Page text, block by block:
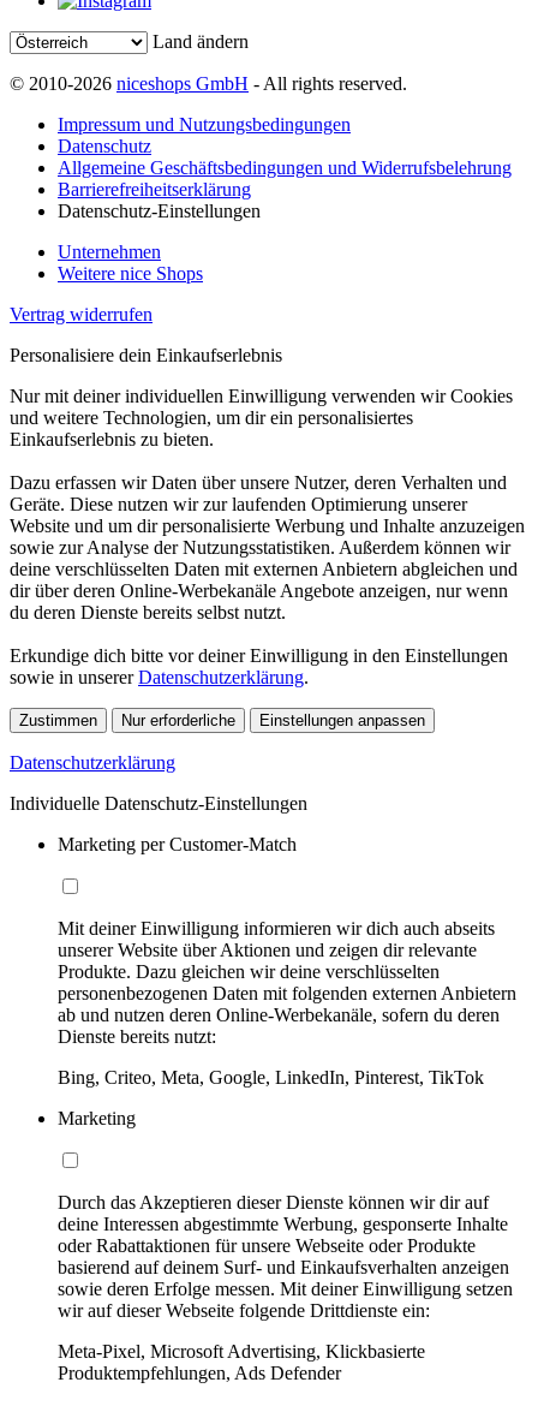
Land ändern
© 2010-2026 niceshops GmbH - All rights reserved.
Impressum und Nutzungsbedingungen
Datenschutz
Allgemeine Geschäftsbedingungen und Widerrufsbelehrung
Barrierefreiheitserklärung
Datenschutz-Einstellungen
Unternehmen
Weitere nice Shops
Vertrag widerrufen
Personalisiere dein Einkaufserlebnis
Nur mit deiner individuellen Einwilligung verwenden wir Cookies
und weitere Technologien, um dir ein personalisiertes
Einkaufserlebnis zu bieten.
Dazu erfassen wir Daten über unsere Nutzer, deren Verhalten und
Geräte. Diese nutzen wir zur laufenden Optimierung unserer
Website und um dir personalisierte Werbung und Inhalte anzuzeigen
sowie zur Analyse der Nutzungsstatistiken. Außerdem können wir
deine verschlüsselten Daten mit externen Anbietern abgleichen und
dir über deren Online-Werbekanäle Angebote anzeigen, nur wenn
du deren Dienste bereits selbst nutzt.
Erkundige dich bitte vor deiner Einwilligung in den Einstellungen
sowie in unsererDatenschutzerklärung.
Zustimmen Nur erforderliche Einstellungen anpassen
Datenschutzerklärung
Individuelle Datenschutz-Einstellungen
Marketing per Customer-Match
Mit deiner Einwilligung informieren wir dich auch abseits
unserer Website über Aktionen und zeigen dir relevante
Produkte. Dazu gleichen wir deine verschlüsselten
personenbezogenen Daten mit folgenden externen Anbietern
ab und nutzen deren Online-Werbekanäle, sofern du deren
Dienste bereits nutzt:
Bing, Criteo, Meta, Google, LinkedIn, Pinterest, TikTok
Marketing
Durch das Akzeptieren dieser Dienste können wir dir auf
deine Interessen abgestimmte Werbung, gesponserte Inhalte
oder Rabattaktionen für unsere Webseite oder Produkte
basierend auf deinem Surf- und Einkaufsverhalten anzeigen
sowie deren Erfolge messen. Mit deiner Einwilligung setzen
wir auf dieser Webseite folgende Drittdienste ein:
Meta-Pixel, Microsoft Advertising, Klickbasierte
Produktempfehlungen, Ads Defender